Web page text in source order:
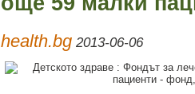
health.bg 2013-06-06